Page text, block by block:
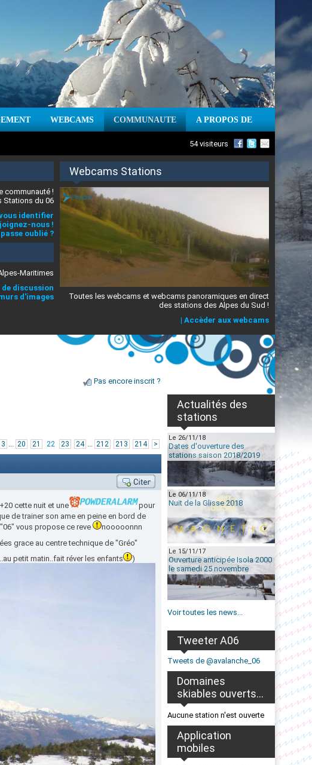
WEBCAMS COMMUNAUTE A PROPOS DE
54 visiteurs
communauté !
Stations du 06
identifier
nous !
oublié ?
Maritimes
de discussion
d'images
Webcams Stations
Toutes les webcams et webcams panoramiques en direct
des stations des Alpes du Sud !
| Accèder aux webcams
Pas encore inscrit ?
3 ... 20 21 22 23 24 ... 212 213 214 >
cette nuit et une
pour
de trainer son ame en peine en bord de
vous propose ce reve
nooooonnn
grace au centre technique de "Gréo"
petit matin..fait réver les enfants )
Actualités des
stations
Le 26/11/18
Dates d'ouverture des
stations saison 2018/2019
Le 06/11/18
Nuit de la Glisse 2018
Le 15/11/17
Ouverture anticipée Isola 2000
le samedi 25 novembre
Voir toutes les news...
Tweeter A06
Tweets de @avalanche_06
Domaines
skiables ouverts...
Aucune station n'est ouverte
Application
mobiles